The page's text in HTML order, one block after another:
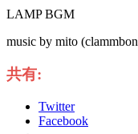
LAMP BGM
music by mito
共有:
Twitter
Facebook